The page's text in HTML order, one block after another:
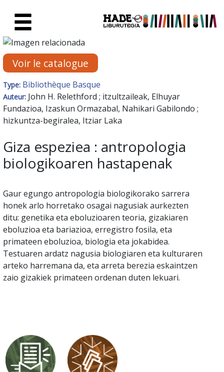
Fiche de Nouveaux Livres -
Voir le catalogue
Type: Bibliothèque Basque
Auteur: John H. Relethford ; itzultzaileak, Elhuyar
Fundazioa, Izaskun Ormazabal, Nahikari Gabilondo ;
hizkuntza-begiralea, Itziar Laka
Giza espeziea : antropologia
biologikoaren hastapenak
Gaur egungo antropologia biologikorako sarrera
honek arlo horretako osagai nagusiak aurkezten
ditu: genetika eta eboluzioaren teoria, gizakiaren
eboluzioa eta bariazioa, erregistro fosila, eta
primateen eboluzioa, biologia eta jokabidea.
Testuaren ardatz nagusia biologiaren eta kulturaren
arteko harremana da, eta arreta berezia eskaintzen
zaio gizakiek primateen ordenan duten lekuari.